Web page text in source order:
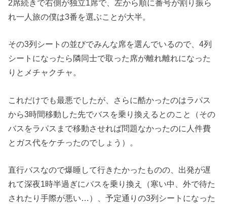
2席続きで右側が独立1席で、左から順に番号が割り振ら
れ一人旅の僕は3番を選ぶことが大半。
その3列シートの並びでみんな席を選んでいるので、4列
シートになったら隣同士で取った席が離れ離れになった
りとメチャクチャ。
これだけでも最悪でしたが、さらに酷かったのはラパス
から3時間移動した先でバスを乗り換えるとのこと（その
バスをラパスまで移動させれば問題なかったのに人件費
とガス代をケチったのでしょう）。
直行バスなので爆睡して行きたかったものの、出発が遅
れて深夜1時半過ぎにバスを乗り換え（寒い中、外で待た
されたり手際が悪い…）、予定通りの3列シートになった